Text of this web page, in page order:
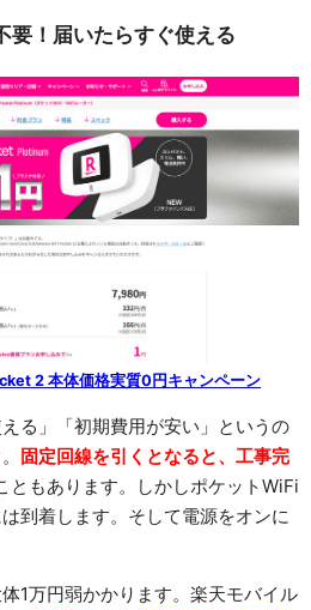
要！届いたらすぐ使える
2 本体価格実質0円キャンペーン
る」「初期費用が安い」というの
固定回線を引くとなると、工事完
ともあります。しかしポケットWiFi
到着します。そして電源をオンに
1万円弱かかります。楽天モバイル